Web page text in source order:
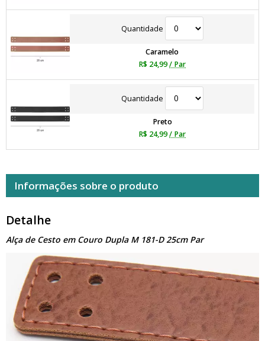
Quantidade
Caramelo
R$ 24,99/ Par
Quantidade
Preto
R$ 24,99/ Par
Informações sobre o produto
Detalhe
Alça de Cesto em Couro Dupla M 181-D 25cm Par